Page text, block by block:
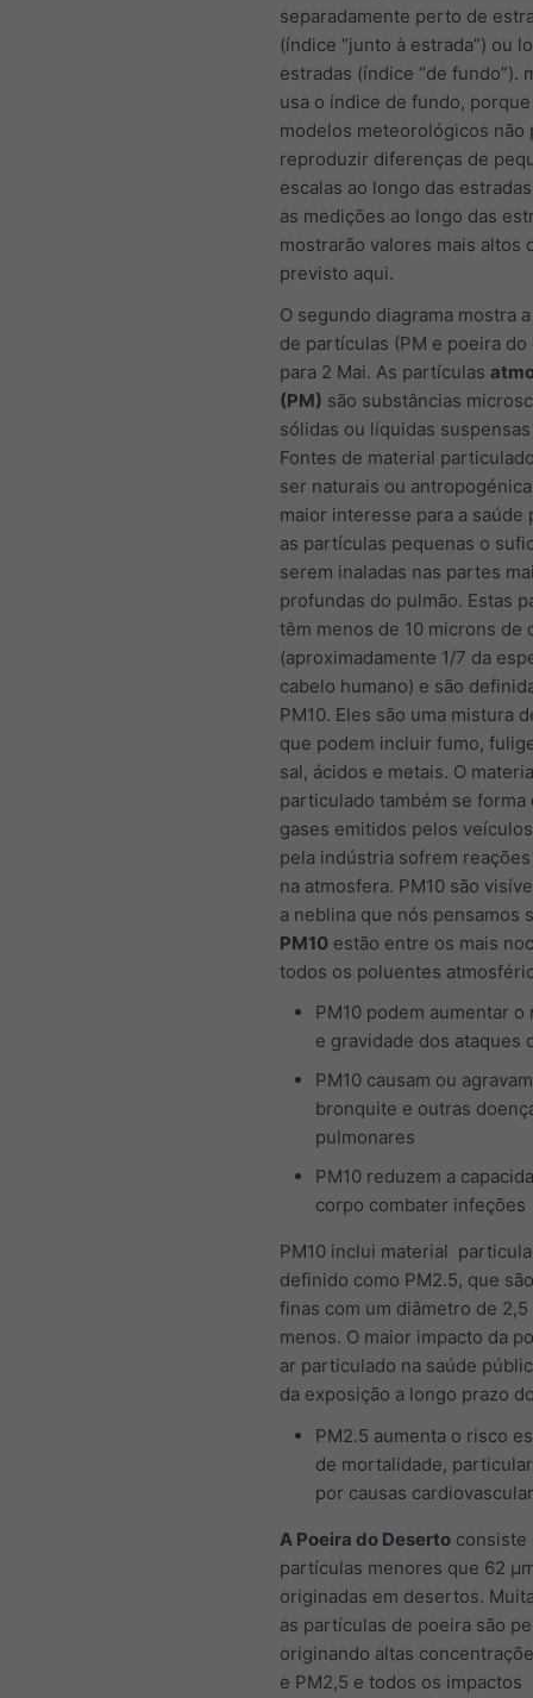
separadamente perto de
(índice “junto à estrada”) ou
estradas (índice “de fundo”).
usa o índice de fundo,
modelos meteorológicos não
reproduzir diferenças de
escalas ao longo das
as medições ao longo das
mostrarão valores mais altos
previsto aqui.
O segundo diagrama mostra
de partículas (PM e poeira
para 2 Mai. As partículas
(PM) são substâncias
sólidas ou líquidas
Fontes de material
ser naturais ou
maior interesse para a saúde
as partículas pequenas o
serem inaladas nas partes
profundas do pulmão. Estas
têm menos de 10 microns de
(aproximadamente 1/7 da
cabelo humano) e são
PM10. Eles são uma mistura
que podem incluir fumo,
sal, ácidos e metais. O
particulado também se forma
gases emitidos pelos
pela indústria sofrem
na atmosfera. PM10 são
a neblina que nós pensamos
PM10 estão entre os mais
todos os poluentes
PM10 podem aumentar o
e gravidade dos ataques
PM10 causam ou
bronquite e outras
pulmonares
PM10 reduzem a
corpo combater infeções
PM10 inclui material
definido como PM2.5, que
finas com um diâmetro de 2,5
menos. O maior impacto da
ar particulado na saúde
da exposição a longo prazo
PM2.5 aumenta o risco
de mortalidade,
por causas
A Poeira do Deserto consiste
partículas menores que 62
originadas em desertos.
as partículas de poeira são
originando altas
e PM2,5 e todos os impactos